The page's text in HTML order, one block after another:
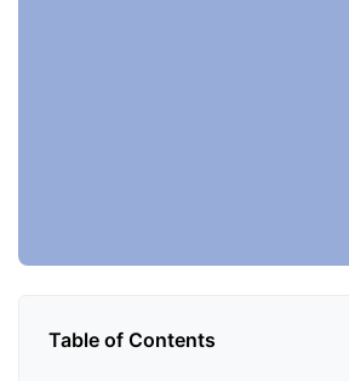
Table of Contents